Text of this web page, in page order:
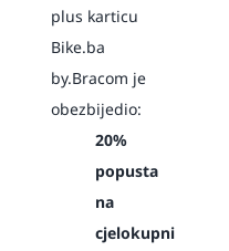
plus karticu
Bike.ba
by.Bracom je
obezbijedio:
20%
popusta
na
cjelokupni